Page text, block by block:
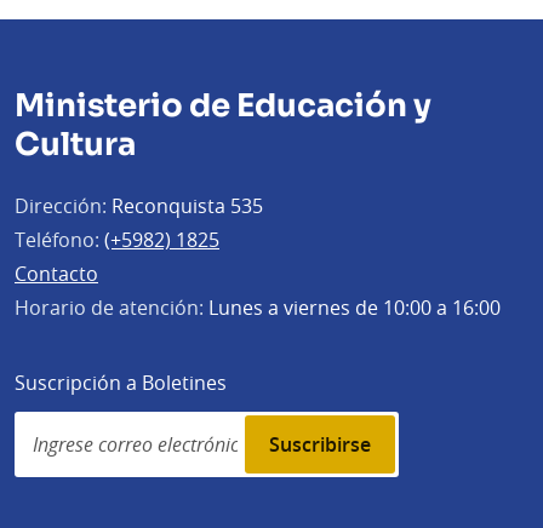
Ministerio de Educación y
Cultura
Dirección: Reconquista 535
Teléfono: (+5982) 1825
Contacto
Horario de atención: Lunes a viernes de 10:00 a 16:00
Suscripción a Boletines
Simplenews
subscription